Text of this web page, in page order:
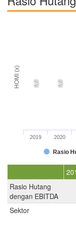
HOMI (x) 0,0 0,0
Rasio
2019 2020
Rasio Hutang
dengan EBITDA
Sektor